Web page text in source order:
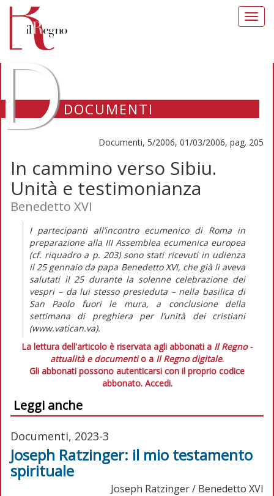
DOCUMENTI
Documenti, 5/2006, 01/03/2006, pag. 205
In cammino verso Sibiu.
Unità e testimonianza
Benedetto XVI
I partecipanti all’incontro ecumenico di Roma in
preparazione alla III Assemblea ecumenica europea
(cf. riquadro a p. 203) sono stati ricevuti in udienza
il 25 gennaio da papa Benedetto XVI, che già li aveva
salutati il 25 durante la solenne celebrazione dei
vespri – da lui stesso presieduta – nella basilica di
San Paolo fuori le mura, a conclusione della
settimana di preghiera per l’unità dei cristiani
(www.vatican.va).
La lettura dell'articolo è riservata agli abbonati a Il Regno -
attualità e documentio a Il Regno digitale.
Gli abbonati possono autenticarsi con il proprio codice
abbonato. Accedi.
Leggi anche
Documenti, 2023-3
Joseph Ratzinger: il mio testamento
spirituale
Joseph Ratzinger / Benedetto XVI